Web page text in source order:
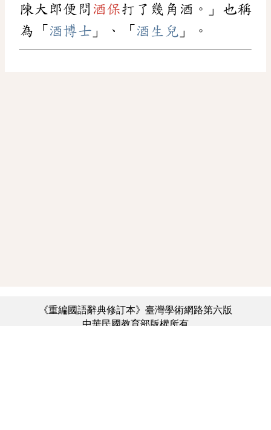
陳大郎便問 酒保打了幾角酒。」也稱
為「 酒博士 」、「 酒生兒 」。
《重編國語辭典修訂本》臺灣學術網路第六版
中華民國教育部版權所有